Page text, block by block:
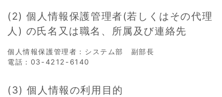
(2) 個人情報保護管理者(若しくはその代理
人) の氏名又は職名、所属及び連絡先
個人情報保護管理者：システム部 副部長
電話：03-4212-6140
(3) 個人情報の利用目的